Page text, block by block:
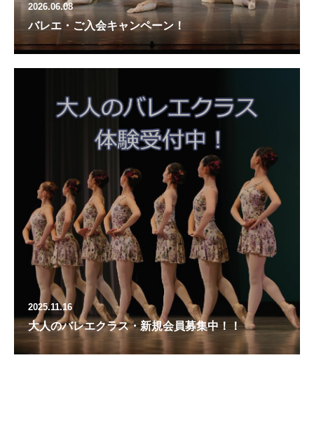
2026.06.08
バレエ・ご入会キャンペーン！
2025.11.16
大人のバレエクラス・新規会員募集中！！